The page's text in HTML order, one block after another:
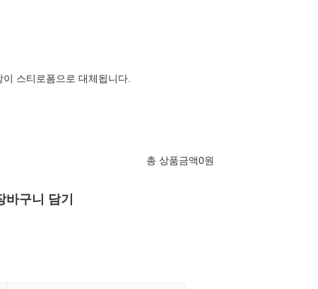
스티로폼으로 대체됩니다.
총 상품금액0원
바구니 담기